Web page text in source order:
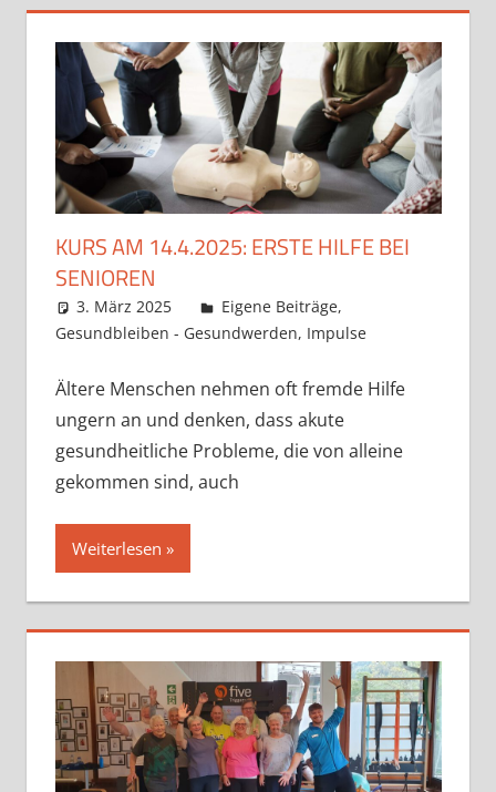
KURS AM 14.4.2025: ERSTE HILFE BEI
SENIOREN
3. März 2025 Claudia Ollenhauer
Eigene Beiträge,
Gesundbleiben - Gesundwerden, Impulse
Ältere Menschen nehmen oft fremde Hilfe
ungern an und denken, dass akute
gesundheitliche Probleme, die von alleine
gekommen sind, auch
Weiterlesen